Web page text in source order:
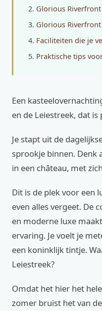
Glorious
Glorious Riverfront
Faciliteiten die je
Praktische tips
Een
en de Leiestreek, dat is
Je stapt uit de
sprookje binnen. Denk
in een château, met
Dit is de plek voor een
even alles vergeet. De
en moderne luxe
ervaring. Je voelt je
een koninklijk tintje.
Leiestreek?
Omdat het hier het
zomer bruist het van